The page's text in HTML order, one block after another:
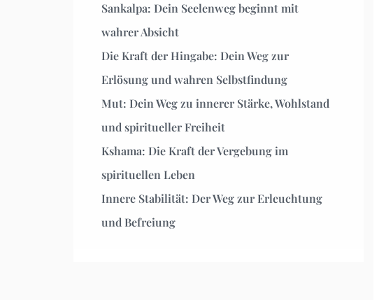
Sankalpa: Dein Seelenweg beginnt mit
wahrer Absicht
Die Kraft der Hingabe: Dein Weg zur
Erlösung und wahren Selbstfindung
Mut: Dein Weg zu innerer Stärke, Wohlstand
und spiritueller Freiheit
Kshama: Die Kraft der Vergebung im
spirituellen Leben
Innere Stabilität: Der Weg zur Erleuchtung
und Befreiung